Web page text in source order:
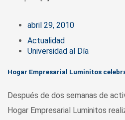
abril 29, 2010
Actualidad
Universidad al Día
Hogar Empresarial Luminitos
Después de dos semanas de
Hogar Empresarial Luminitos